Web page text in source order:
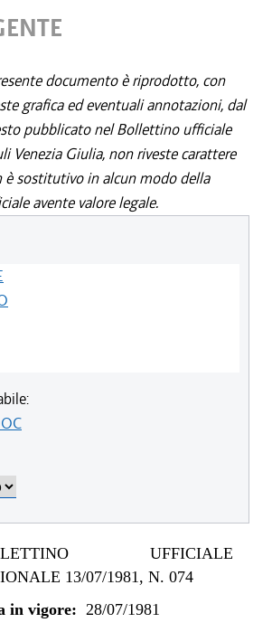
documento è riprodotto, con
grafica ed eventuali annotazioni, dal
pubblicato nel Bollettino ufficiale
Venezia Giulia, non riveste carattere
sostitutivo in alcun modo della
avente valore legale.
UFFICIALE
13/07/1981, N. 074
in vigore: 28/07/1981